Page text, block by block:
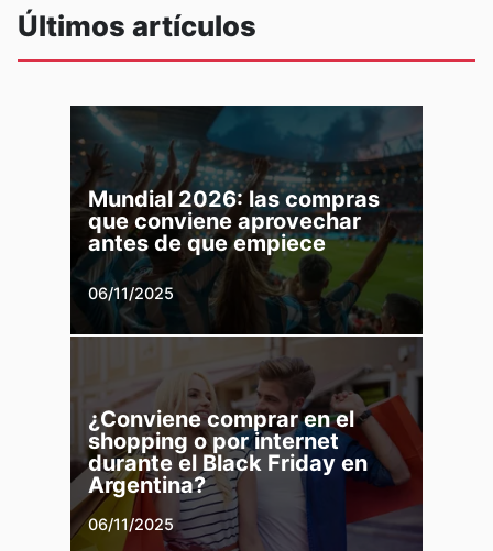
Últimos artículos
Mundial 2026: las compras
que conviene aprovechar
antes de que empiece
06/11/2025
¿Conviene comprar en el
shopping o por internet
durante el Black Friday en
Argentina?
06/11/2025